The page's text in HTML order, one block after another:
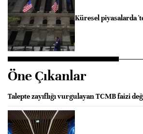
Küresel piyasalarda
Öne Çıkanlar
Talepte zayıflığı vurgulayan TCMB faizi